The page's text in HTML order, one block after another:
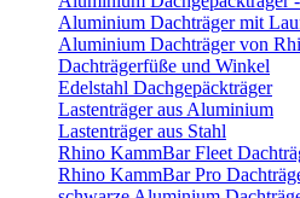
Aluminium Dachträger mit
Aluminium Dachträger von
Dachträgerfüße und Winkel
Edelstahl Dachgepäckträger
Lastenträger aus Aluminium
Lastenträger aus Stahl
Rhino KammBar Fleet
Rhino KammBar Pro